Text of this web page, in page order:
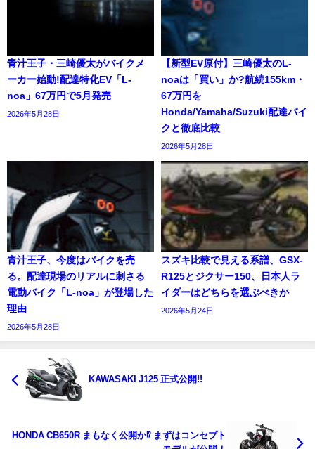
青汁王子・三崎優太がバイクメ
ーカー始動!配達特化EV「L-
noa」67万円で5月発売
2026年5月28日
【新型EV原付】三崎優太のL-
noaは「買い」か?航続155km・
67万円を
Honda/Yamaha/Suzuki配達バイ
クと徹底比較
2026年5月28日
青汁王子、今度はバイクを売
る。配達現場のリアルに刺さる
電動バイク「L-noa」が登場した
理由
2026年5月28日
スズキ比較で見える系譜、GSX-
R125とジクサー150、日本人ラ
イダーはどちらを選ぶべきか
2026年5月24日
KAWASAKI J125 正式公開!!
HONDA CB650R まもなく公開か⁉ まずはコンセプト